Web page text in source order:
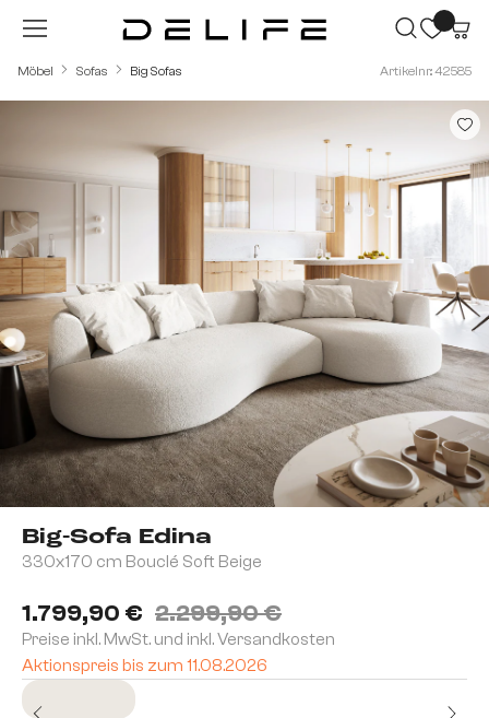
Zum Hauptinhalt springen
Möbel Sofas Big Sofas Artikelnr.: 42585
Big-Sofa Edina
330x170 cm Bouclé Soft Beige
1.799,90 € 2.299,90 €
Preise inkl. MwSt. und inkl. Versandkosten
Aktionspreis bis zum 11.08.2026